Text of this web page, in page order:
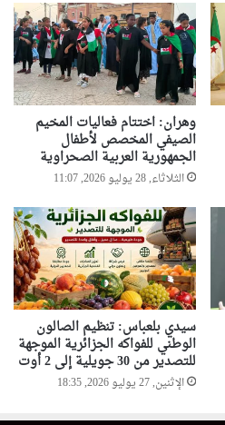
وهران: اختتام فعاليات المخيم
الصيفي المخصص لأطفال
الجمهورية العربية الصحراوية
الثلاثاء, 28 يوليو 2026, 11:07
سيدي بلعباس: تنظيم الصالون
الوطني للفواكه الجزائرية الموجهة
للتصدير من 30 جويلية إلى 2 أوت
الإثنين, 27 يوليو 2026, 18:35